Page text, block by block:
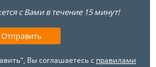
с Вами в течение 15 минут!
Вы соглашаетесь с правилами